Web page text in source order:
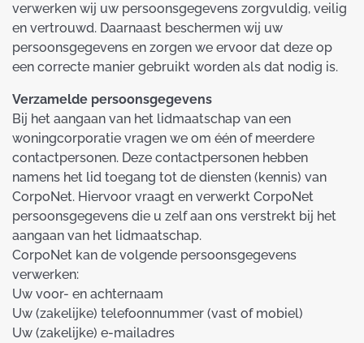
verwerken wij uw persoonsgegevens zorgvuldig, veilig
en vertrouwd. Daarnaast beschermen wij uw
persoonsgegevens en zorgen we ervoor dat deze op
een correcte manier gebruikt worden als dat nodig is.
Verzamelde persoonsgegevens
Bij het aangaan van het lidmaatschap van een
woningcorporatie vragen we om één of meerdere
contactpersonen. Deze contactpersonen hebben
namens het lid toegang tot de diensten (kennis) van
CorpoNet. Hiervoor vraagt en verwerkt CorpoNet
persoonsgegevens die u zelf aan ons verstrekt bij het
aangaan van het lidmaatschap.
CorpoNet kan de volgende persoonsgegevens
verwerken:
Uw voor- en achternaam
Uw (zakelijke) telefoonnummer (vast of mobiel)
Uw (zakelijke) e-mailadres